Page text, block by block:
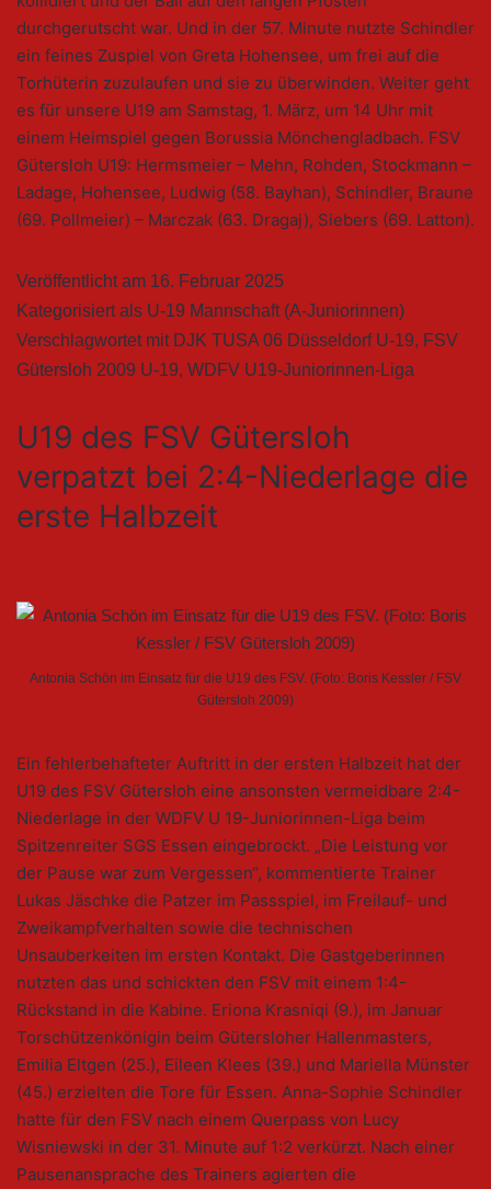
durchgerutscht war. Und in der 57. Minute nutzte Schindler
ein feines Zuspiel von Greta Hohensee, um frei auf die
Torhüterin zuzulaufen und sie zu überwinden. Weiter geht
es für unsere U19 am Samstag, 1. März, um 14 Uhr mit
einem Heimspiel gegen Borussia Mönchengladbach. FSV
Gütersloh U19: Hermsmeier – Mehn, Rohden, Stockmann –
Ladage, Hohensee, Ludwig (58. Bayhan), Schindler, Braune
(69. Pollmeier) – Marczak (63. Dragaj), Siebers (69. Latton).
Veröffentlicht am 16. Februar 2025
Kategorisiert als U-19 Mannschaft (A-Juniorinnen)
Verschlagwortet mit DJK TUSA 06 Düsseldorf U-19, FSV
Gütersloh 2009 U-19, WDFV U19-Juniorinnen-Liga
U19 des FSV Gütersloh
verpatzt bei 2:4-Niederlage die
erste Halbzeit
Antonia Schön im Einsatz für die U19 des FSV. (Foto: Boris Kessler / FSV
Gütersloh 2009)
Ein fehlerbehafteter Auftritt in der ersten Halbzeit hat der
U19 des FSV Gütersloh eine ansonsten vermeidbare 2:4-
Niederlage in der WDFV U 19-Juniorinnen-Liga beim
Spitzenreiter SGS Essen eingebrockt. „Die Leistung vor
der Pause war zum Vergessen“, kommentierte Trainer
Lukas Jäschke die Patzer im Passspiel, im Freilauf- und
Zweikampfverhalten sowie die technischen
Unsauberkeiten im ersten Kontakt. Die Gastgeberinnen
nutzten das und schickten den FSV mit einem 1:4-
Rückstand in die Kabine. Eriona Krasniqi (9.), im Januar
Torschützenkönigin beim Gütersloher Hallenmasters,
Emilia Eltgen (25.), Eileen Klees (39.) und Mariella Münster
(45.) erzielten die Tore für Essen. Anna-Sophie Schindler
hatte für den FSV nach einem Querpass von Lucy
Wisniewski in der 31. Minute auf 1:2 verkürzt. Nach einer
Pausenansprache des Trainers agierten die